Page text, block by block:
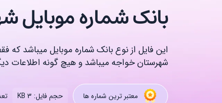
بانک شماره موبایل
این فایل از نوع بانک شماره موبایل میباشد که
شهرستان خواجه میباشد و هیچ گونه اطلاعات
معتبر ترین شماره ها حجم فایل: 3 KB